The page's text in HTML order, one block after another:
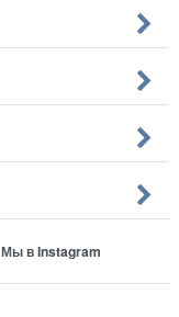
Мы в Instagram